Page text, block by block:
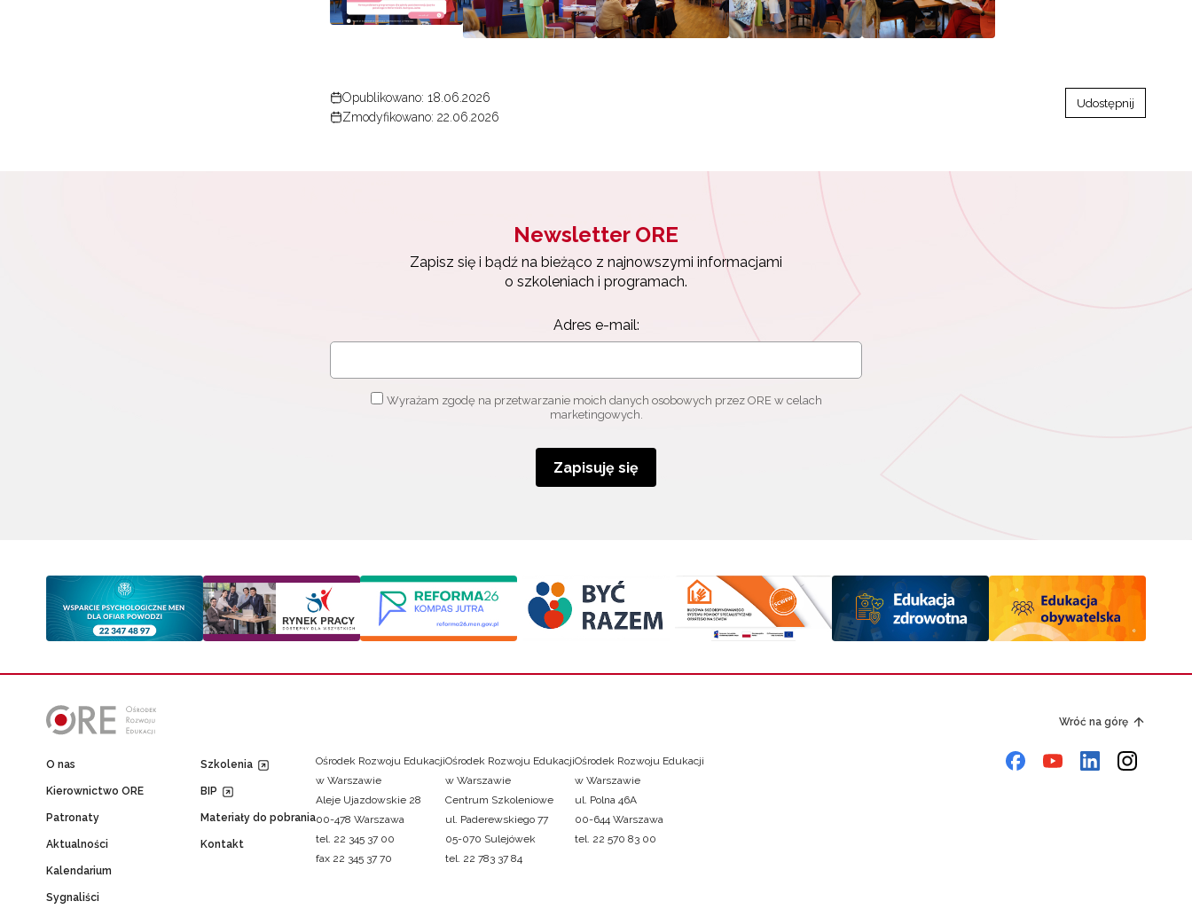
Opublikowano: 18.06.2026
Zmodyfikowano: 22.06.2026
Udostępnij
Newsletter ORE
Zapisz się i bądź na bieżąco z najnowszymi informacjami
o szkoleniach i programach.
Adres e-mail:
Wyrażam zgodę na przetwarzanie moich danych osobowych przez ORE w celach
marketingowych.
Zapisuję się
Wróć na górę
O nas
Kierownictwo ORE
Patronaty
Aktualności
Kalendarium
Sygnaliści
Szkolenia
BIP
Materiały do pobrania
Kontakt
Ośrodek Rozwoju Edukacji
w Warszawie
Aleje Ujazdowskie 28
00-478 Warszawa
tel. 22 345 37 00
fax 22 345 37 70
Ośrodek Rozwoju Edukacji
w Warszawie
Centrum Szkoleniowe
ul. Paderewskiego 77
05-070 Sulejówek
tel. 22 783 37 84
Ośrodek Rozwoju Edukacji
w Warszawie
ul. Polna 46A
00-644 Warszawa
tel. 22 570 83 00